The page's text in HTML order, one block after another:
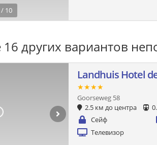
/ 10
других вариантов
Landhuis Hotel
★★★★
Goorseweg 58
2.5 км до центра
Сейф
Телевизор